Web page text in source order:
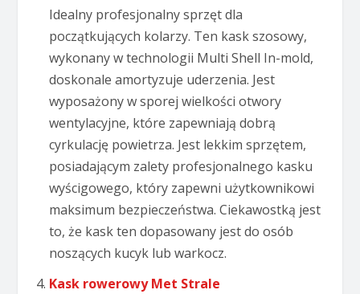
Idealny profesjonalny sprzęt dla
początkujących kolarzy. Ten kask szosowy,
wykonany w technologii Multi Shell In-mold,
doskonale amortyzuje uderzenia. Jest
wyposażony w sporej wielkości otwory
wentylacyjne, które zapewniają dobrą
cyrkulację powietrza. Jest lekkim sprzętem,
posiadającym zalety profesjonalnego kasku
wyścigowego, który zapewni użytkownikowi
maksimum bezpieczeństwa. Ciekawostką jest
to, że kask ten dopasowany jest do osób
noszących kucyk lub warkocz.
Kask rowerowy Met Strale